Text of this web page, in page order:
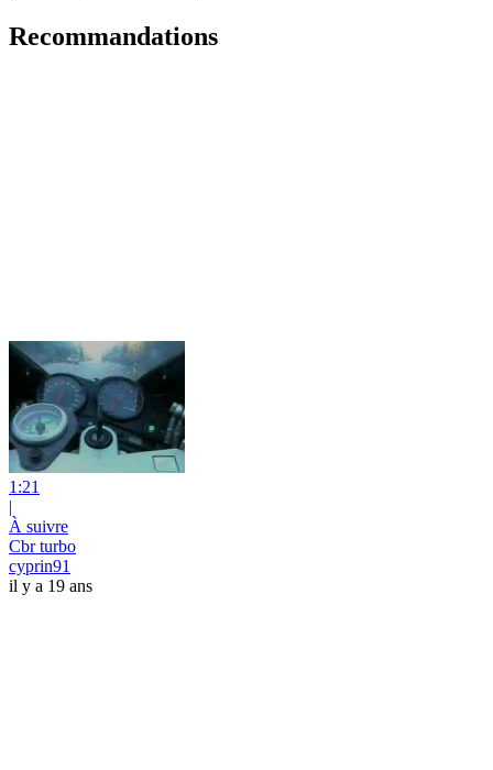
Recommandations
1:21
|
À suivre
Cbr turbo
cyprin91
il y a 19 ans